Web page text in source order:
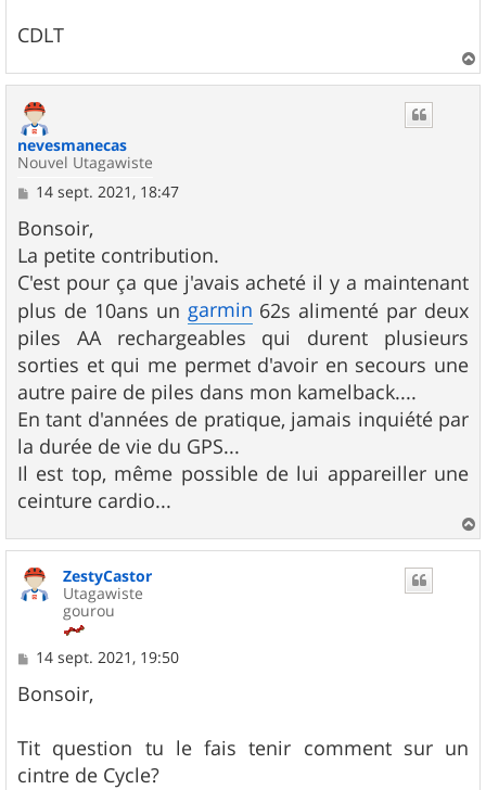
CDLT
a
nevesmanecas
Nouvel Utagawiste
M
s
s
a
g
e
14 sept. 2021, 18:47
Bonsoir,
La petite contribution.
C'est pour ça que j'avais acheté il y a maintenant
plus de 10ans un garmin 62s alimenté par deux
piles AA rechargeables qui durent plusieurs
sorties et qui me permet d'avoir en secours une
autre paire de piles dans mon kamelback....
En tant d'années de pratique, jamais inquiété par
la durée de vie du GPS...
Il est top, même possible de lui appareiller une
ceinture cardio...
a
ZestyCastor
Utagawiste
gourou
M
s
s
g
e
14 sept. 2021, 19:50
Bonsoir,
Tit question tu le fais tenir comment sur un
cintre de Cycle?